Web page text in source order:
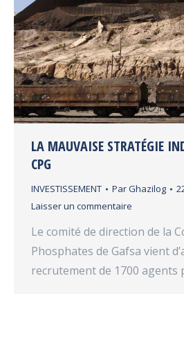
LA MAUVAISE STRATÉGIE
CPG
INVESTISSEMENT ParGhazilog
Laisser un commentaire
Le comité de direction de la
Phosphates de Gafsa vient
recrutement de 1700 agents